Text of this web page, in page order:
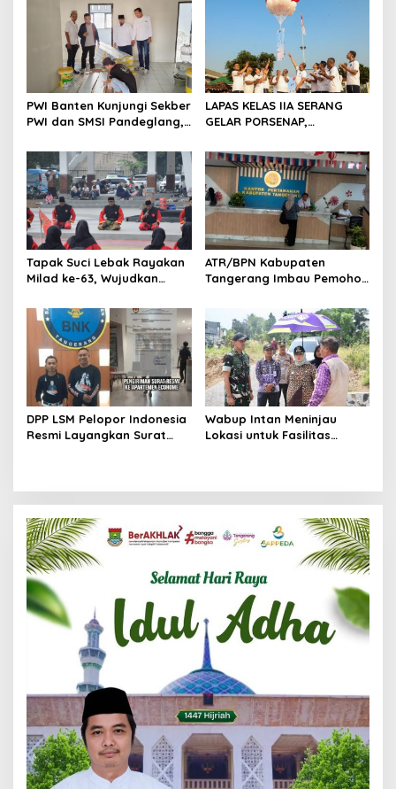
s
PWI Banten Kunjungi Sekber
PWI dan SMSI Pandeglang,
Konferensi Organisasi
LAPAS KELAS IIA SERANG
GELAR PORSENAP,
DAN KEBERSAMAAN
Tapak Suci Lebak Rayakan
Milad ke-63, Wujudkan
Menuju Kancah Dunia
ATR/BPN Kabupaten
Tangerang Imbau Pemohon
Berkas Mandek
DPP LSM Pelopor Indonesia
Resmi Layangkan Surat
Wabup Intan Meninjau
Lokasi untuk Fasilitas